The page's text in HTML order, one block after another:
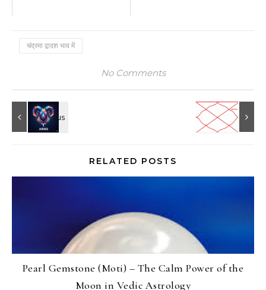
चंद्रमा द्वादश भाव में
No Comments
RELATED POSTS
Pearl Gemstone (Moti) – The Calm Power of the
Moon in Vedic Astrology